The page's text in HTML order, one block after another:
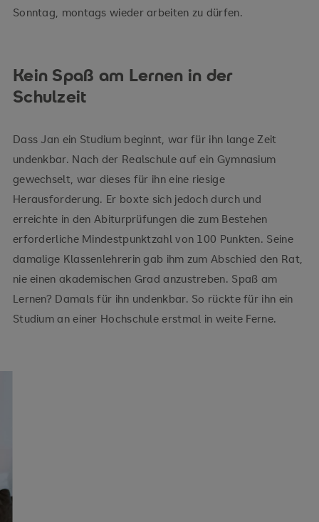
Sonntag, montags wieder arbeiten zu dürfen.
Kein Spaß am Lernen in der
Schulzeit
Dass Jan ein Studium beginnt, war für ihn lange Zeit
undenkbar. Nach der Realschule auf ein Gymnasium
gewechselt, war dieses für ihn eine riesige
Herausforderung. Er boxte sich jedoch durch und
erreichte in den Abiturprüfungen die zum Bestehen
erforderliche Mindestpunktzahl von 100 Punkten. Seine
damalige Klassenlehrerin gab ihm zum Abschied den Rat,
nie einen akademischen Grad anzustreben. Spaß am
Lernen? Damals für ihn undenkbar. So rückte für ihn ein
Studium an einer Hochschule erstmal in weite Ferne.